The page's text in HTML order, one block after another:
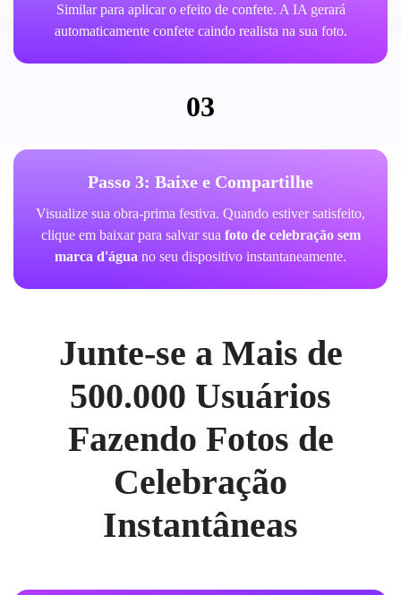
Similar para aplicar o efeito de confete. A IA gerará
automaticamente confete caindo realista na sua foto.
03
Passo 3: Baixe e Compartilhe
Visualize sua obra-prima festiva. Quando estiver satisfeito,
clique em baixar para salvar sua foto de celebração sem
marca d'água no seu dispositivo instantaneamente.
Junte-se a Mais de
500.000 Usuários
Fazendo Fotos de
Celebração
Instantâneas